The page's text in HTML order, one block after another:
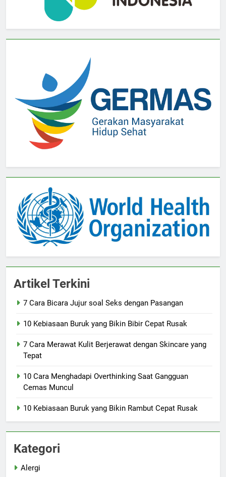
Artikel Terkini
7 Cara Bicara Jujur soal Seks dengan Pasangan
10 Kebiasaan Buruk yang Bikin Bibir Cepat Rusak
7 Cara Merawat Kulit Berjerawat dengan Skincare yang
Tepat
10 Cara Menghadapi Overthinking Saat Gangguan
Cemas Muncul
10 Kebiasaan Buruk yang Bikin Rambut Cepat Rusak
Kategori
Alergi